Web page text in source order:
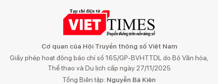
Cơ quan của Hội Truyền thông số Việt Nam
Giấy phép hoạt động báo chí số 165/GP-BVHTTDL do Bộ Văn hóa,
Thể thao và Du lịch cấp ngày 27/11/2025
Tổng Biên tập: Nguyễn Bá Kiên